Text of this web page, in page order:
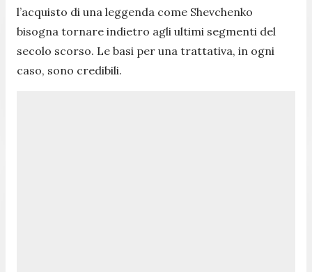
l’acquisto di una leggenda come Shevchenko
bisogna tornare indietro agli ultimi segmenti del
secolo scorso. Le basi per una trattativa, in ogni
caso, sono credibili.